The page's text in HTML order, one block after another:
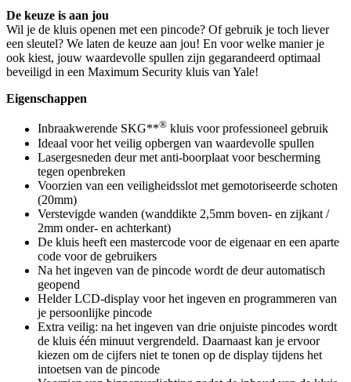
De keuze is aan jou
Wil je de kluis openen met een pincode? Of gebruik je toch liever
een sleutel? We laten de keuze aan jou! En voor welke manier je
ook kiest, jouw waardevolle spullen zijn gegarandeerd optimaal
beveiligd in een Maximum Security kluis van Yale!
Eigenschappen
Inbraakwerende SKG**® kluis voor professioneel gebruik
Ideaal voor het veilig opbergen van waardevolle spullen
Lasergesneden deur met anti-boorplaat voor bescherming
tegen openbreken
Voorzien van een veiligheidsslot met gemotoriseerde schoten
(20mm)
Verstevigde wanden (wanddikte 2,5mm boven- en zijkant /
2mm onder- en achterkant)
De kluis heeft een mastercode voor de eigenaar en een aparte
code voor de gebruikers
Na het ingeven van de pincode wordt de deur automatisch
geopend
Helder LCD-display voor het ingeven en programmeren van
je persoonlijke pincode
Extra veilig: na het ingeven van drie onjuiste pincodes wordt
de kluis één minuut vergrendeld. Daarnaast kan je ervoor
kiezen om de cijfers niet te tonen op de display tijdens het
intoetsen van de pincode